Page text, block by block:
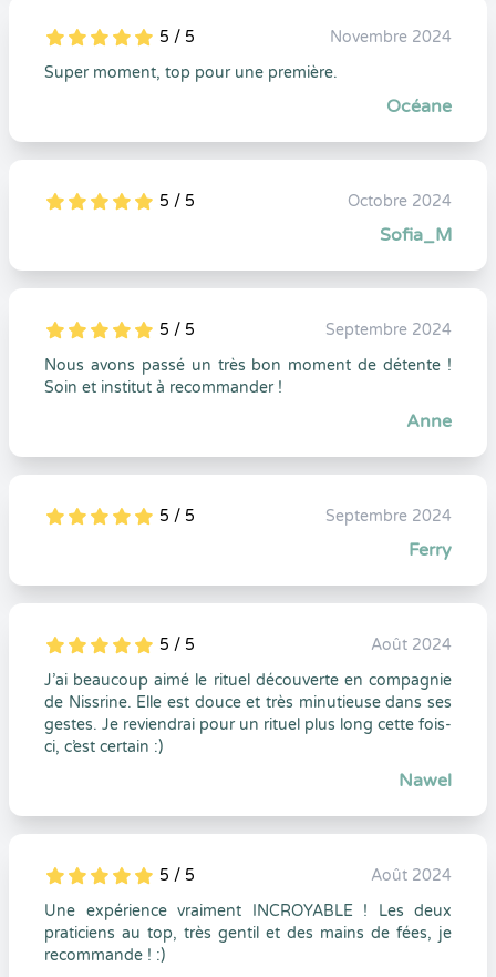
5
1
5
0 5 / 5
Novembre 2024
Super moment, top pour une première.
Océane
5
1
5
0 5 / 5 Octobre 2024
Sofia_M
5
1
5
0 5 / 5
Septembre 2024
Nous avons passé un très bon moment de détente !
Soin et institut à recommander !
Anne
5
1
5
0 5 / 5 Septembre 2024
Ferry
5
1
5
0 5 / 5
Août 2024
J’ai beaucoup aimé le rituel découverte en compagnie
de Nissrine. Elle est douce et très minutieuse dans ses
gestes. Je reviendrai pour un rituel plus long cette fois-
ci, c’est certain :)
Nawel
5
1
5
0 5 / 5
Août 2024
Une expérience vraiment INCROYABLE ! Les deux
praticiens au top, très gentil et des mains de fées, je
recommande ! :)